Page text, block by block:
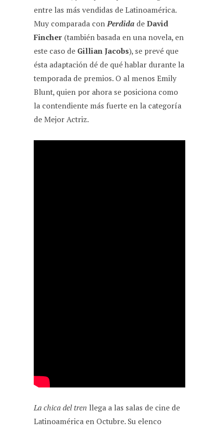
entre las más vendidas de Latinoamérica.
Muy comparada conPerdida deDavid
Fincher (también basada en una novela, en
este caso de Gillian Jacobs), se prevé que
ésta adaptación dé de qué hablar durante la
temporada de premios. O al menos Emily
Blunt, quien por ahora se posiciona como
la contendiente más fuerte en la categoría
de Mejor Actriz.
La chica del tren llega a las salas de cine de
Latinoamérica en Octubre. Su elenco